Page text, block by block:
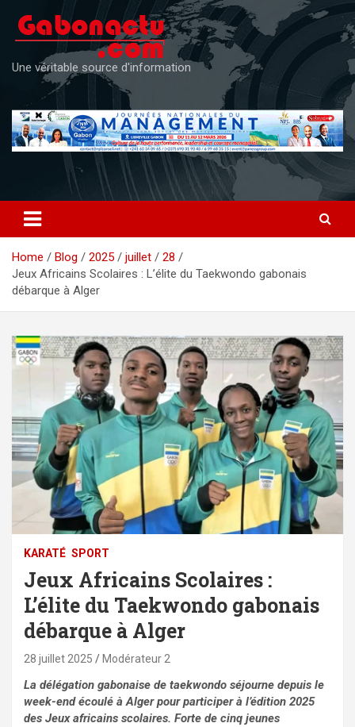
content
Une véritable source d'information
Home Blog 2025 juillet
28
Jeux Africains Scolaires : L’élite du Taekwondo gabonais
débarque à Alger
KARATÉ SPORT
Jeux Africains Scolaires :
L’élite du Taekwondo gabonais
débarque à Alger
28 juillet 2025 Modérateur 2
La délégation gabonaise de taekwondo séjourne depuis le
week-end écoulé à Alger pour participer à l’édition 2025
des Jeux africains scolaires. Forte de cinq jeunes